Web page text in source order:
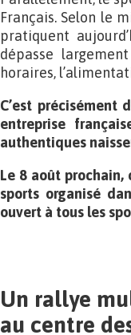
Français. Selon le
pratiquent
dépasse
horaires,
C’est précisément
entreprise
authentiques
Le 8 août
sports organisé
ouvert à tous les
Un rallye
au centre